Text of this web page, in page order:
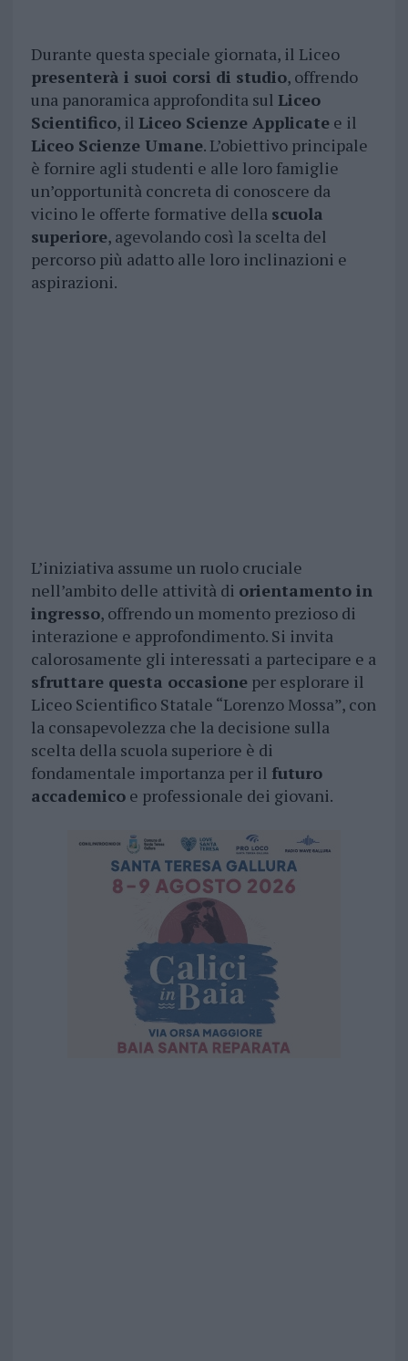
Durante questa speciale giornata, il Liceo
presenterà i suoi corsi di studio, offrendo
una panoramica approfondita sul Liceo
Scientifico, il Liceo Scienze Applicatee il
Liceo Scienze Umane. L’obiettivo principale
è fornire agli studenti e alle loro famiglie
un’opportunità concreta di conoscere da
vicino le offerte formative della scuola
superiore, agevolando così la scelta del
percorso più adatto alle loro inclinazioni e
aspirazioni.
L’iniziativa assume un ruolo cruciale
nell’ambito delle attività di orientamento in
ingresso, offrendo un momento prezioso di
interazione e approfondimento. Si invita
calorosamente gli interessati a partecipare e a
sfruttare questa occasioneper esplorare il
Liceo Scientifico Statale “Lorenzo Mossa”, con
la consapevolezza che la decisione sulla
scelta della scuola superiore è di
fondamentale importanza per il futuro
accademicoe professionale dei giovani.